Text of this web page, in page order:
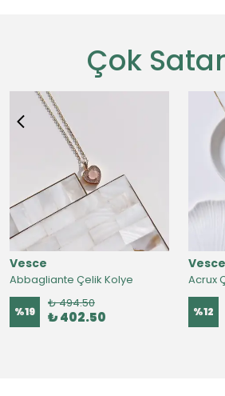
Çok
Vesce
Abbagliante Çelik Kolye
%19
₺ 494.50
₺ 402.50
Vesce
Acrux
%12